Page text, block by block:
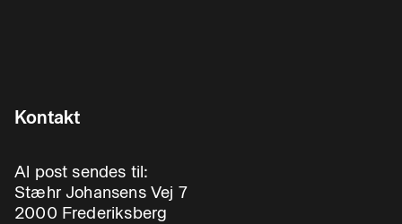
Kontakt
Al post sendes til:
Stæhr Johansens Vej 7
2000 Frederiksberg